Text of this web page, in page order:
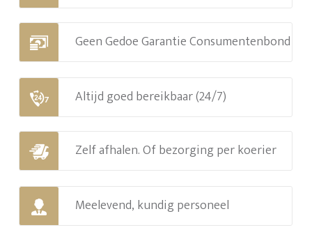
Geen Gedoe Garantie Consumentenbond
Altijd goed bereikbaar (24/7)
Zelf afhalen. Of bezorging per koerier
Meelevend, kundig personeel